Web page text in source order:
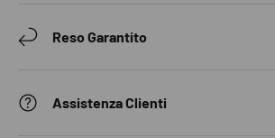
Reso Garantito
Assistenza Clienti